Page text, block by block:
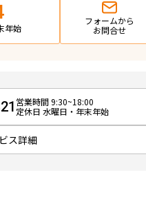
年始
フォームから
お問合せ
営業時間 9:30~18:00
定休日 水曜日・年末年始
ス詳細